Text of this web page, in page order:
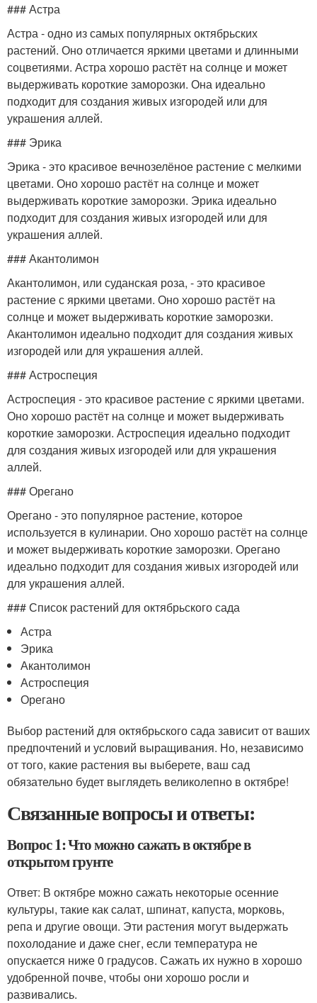
### Астра
Астра - одно из самых популярных октябрьских
растений. Оно отличается яркими цветами и длинными
соцветиями. Астра хорошо растёт на солнце и может
выдерживать короткие заморозки. Она идеально
подходит для создания живых изгородей или для
украшения аллей.
### Эрика
Эрика - это красивое вечнозелёное растение с мелкими
цветами. Оно хорошо растёт на солнце и может
выдерживать короткие заморозки. Эрика идеально
подходит для создания живых изгородей или для
украшения аллей.
### Акантолимон
Акантолимон, или суданская роза, - это красивое
растение с яркими цветами. Оно хорошо растёт на
солнце и может выдерживать короткие заморозки.
Акантолимон идеально подходит для создания живых
изгородей или для украшения аллей.
### Астроспеция
Астроспеция - это красивое растение с яркими цветами.
Оно хорошо растёт на солнце и может выдерживать
короткие заморозки. Астроспеция идеально подходит
для создания живых изгородей или для украшения
аллей.
### Орегано
Орегано - это популярное растение, которое
используется в кулинарии. Оно хорошо растёт на солнце
и может выдерживать короткие заморозки. Орегано
идеально подходит для создания живых изгородей или
для украшения аллей.
### Список растений для октябрьского сада
Астра
Эрика
Акантолимон
Астроспеция
Орегано
Выбор растений для октябрьского сада зависит от ваших
предпочтений и условий выращивания. Но, независимо
от того, какие растения вы выберете, ваш сад
обязательно будет выглядеть великолепно в октябре!
Связанные вопросы и ответы:
Вопрос 1: Что можно сажать в октябре в
открытом грунте
Ответ: В октябре можно сажать некоторые осенние
культуры, такие как салат, шпинат, капуста, морковь,
репа и другие овощи. Эти растения могут выдержать
похолодание и даже снег, если температура не
опускается ниже 0 градусов. Сажать их нужно в хорошо
удобренной почве, чтобы они хорошо росли и
развивались.